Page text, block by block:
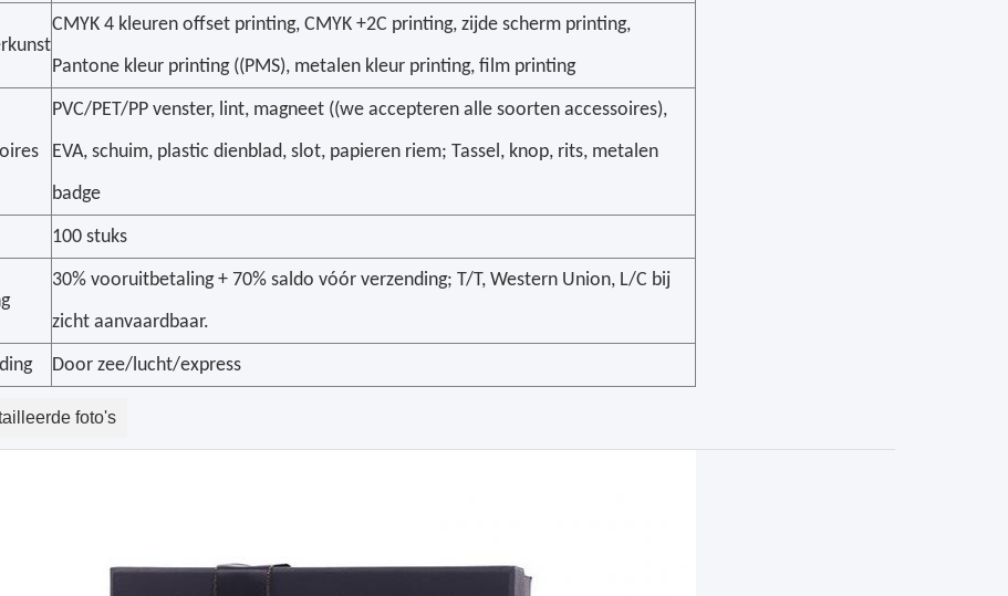
CMYK 4 kleuren offset printing, CMYK +2C printing, zijde scherm printing,
Pantone kleur printing ((PMS), metalen kleur printing, film printing
PVC/PET/PP venster, lint, magneet ((we accepteren alle soorten accessoires),
EVA, schuim, plastic dienblad, slot, papieren riem; Tassel, knop, rits, metalen
badge
100 stuks
30% vooruitbetaling + 70% saldo vóór verzending; T/T, Western Union, L/C bij
zicht aanvaardbaar.
Door zee/lucht/express
foto's